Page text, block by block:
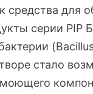
средства для
серии PIP
стало